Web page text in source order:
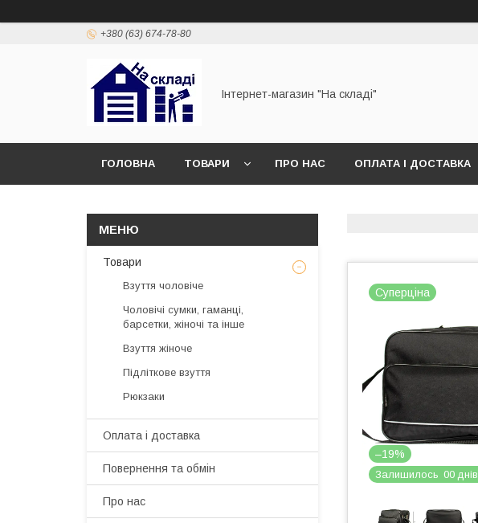
+380 (63) 674-78-80
Інтернет-магазин "На складі"
ГОЛОВНА ТОВАРИ ПРО НАС ОПЛАТА І ДОСТАВКА
Суперціна
–19%
Залишилось 00 днів
Товари
Взуття чоловіче
Чоловічі сумки, гаманці,
барсетки, жіночі та інше
Взуття жіноче
Підліткове взуття
Рюкзаки
Оплата і доставка
Повернення та обмін
Про нас